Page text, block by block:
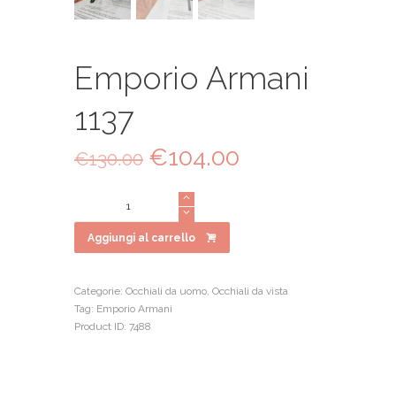
Emporio Armani
1137
€130.00 Il
prezzo
originale
era:
€130.00.
€104.00
1137
quantità
Aggiungi al carrello
Categorie: Occhiali da uomo Occhiali da vista
Tag: Emporio Armani
Product ID: 7488